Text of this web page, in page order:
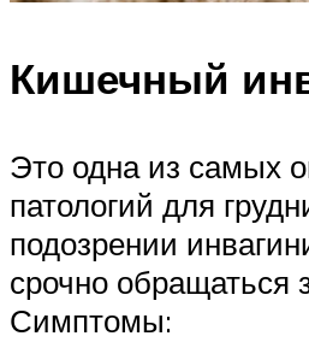
Кишечный
Это одна из самых
патологий для
подозрении
срочно
Симптомы: